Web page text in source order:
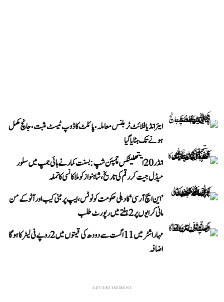
ایئر انڈیا فلائٹ ٹربلنس معاملہ، پائلٹ کا ڈوپ ٹیسٹ مثبت، جانچ مکمل
ہونے تک ہٹایا گیا
انڈر 20 ایتھلیٹکس چمپئن شپ: بسنت کمار نے ہائی جمپ میں سلور
میڈل جیت کر رقم کی تاریخ، شاہنواز کو ملا کانسی کا تمغہ
’این ایچ آر سی‘ کا دہلی حکومت کو نوٹس، ایپ پر مبنی کیب اور آٹو کے من
مانی کرایوں پر 2 ہفتے میں رپورٹ طلب
مہاراشٹر میں 11 اگست سے دودھ کی قیمتوں میں 2 روپے فی لیٹر کا ہوگا
اضافہ
ADVERTISEMENT